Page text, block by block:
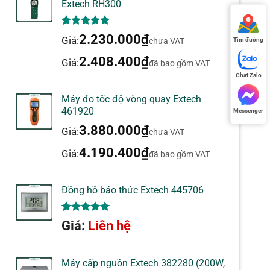
Extech RH300
5.00 trên 5
dựa trên
Giá:2.230.000₫chưa VAT
Giá:2.408.400₫đã bao gồm VAT
Máy đo tốc độ vòng quay Extech
461920
Giá:3.880.000₫chưa VAT
Giá:4.190.400₫đã bao gồm VAT
Đồng hồ báo thức Extech 445706
5.00trên 5
dựa trên
1
Giá: Liên hệ
Máy cấp nguồn Extech 382280 (200W,
Tìm đường
Chat Zalo
Messenger